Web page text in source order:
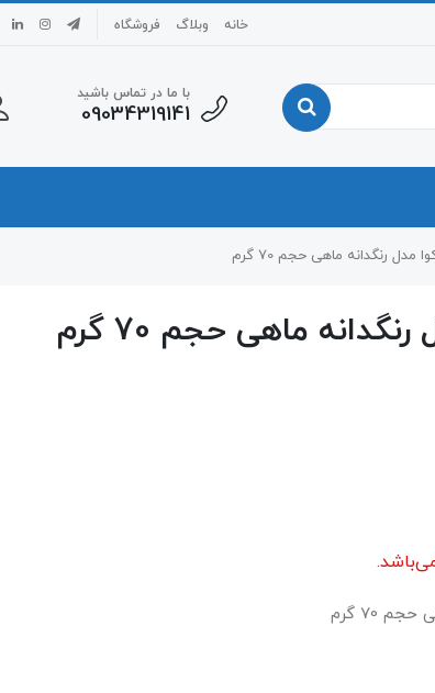
خانه وبلاگ فروشگاه
با ما در تماس باشید
09034319141
مدل رنگدانه ماهی حجم 70 گرم
ماهی حجم 70 گرم
70 گرم